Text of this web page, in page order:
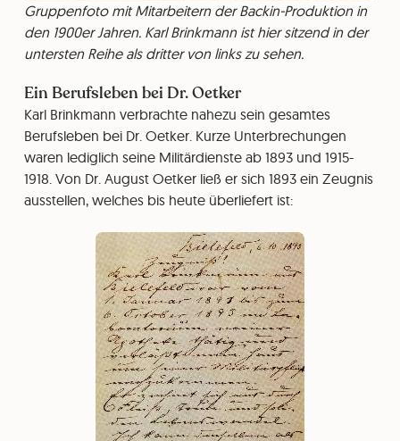
Gruppenfoto mit Mitarbeitern der Backin-Produktion in
den 1900er Jahren. Karl Brinkmann ist hier sitzend in der
untersten Reihe als dritter von links zu sehen.
Ein Berufsleben bei Dr. Oetker
Karl Brinkmann verbrachte nahezu sein gesamtes
Berufsleben bei Dr. Oetker. Kurze Unterbrechungen
waren lediglich seine Militärdienste ab 1893 und 1915-
1918. Von Dr. August Oetker ließ er sich 1893 ein Zeugnis
ausstellen, welches bis heute überliefert ist: